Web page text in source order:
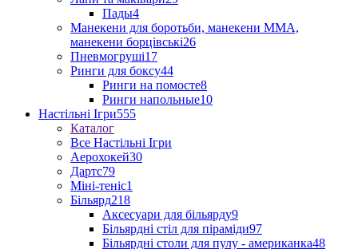
Пады4
Манекени для боротьби, манекени ММА,
манекени борцівські26
Пневмогруші17
Ринги для боксу44
Ринги на помосте8
Ринги напольные10
Настільні Ігри555
Каталог
Все Настільні Ігри
Аерохокей30
Дартс79
Міні-теніс1
Більярд218
Аксесуари для більярду9
Більярдні стіл для піраміди97
Більярдні столи для пулу - американка48